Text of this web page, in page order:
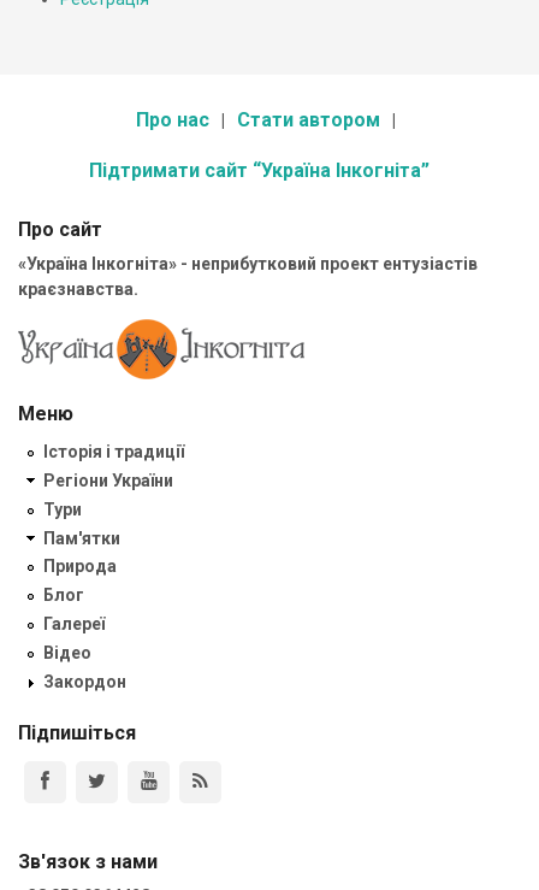
Про нас Стати автором
Підтримати сайт “Україна Інкогніта”
Про сайт
«Україна Інкогніта» - неприбутковий проект ентузіастів
краєзнавства.
Меню
Історія і традиції
Регіони України
Тури
Пам'ятки
Природа
Блог
Галереї
Відео
Закордон
Підпишіться
Зв'язок з нами